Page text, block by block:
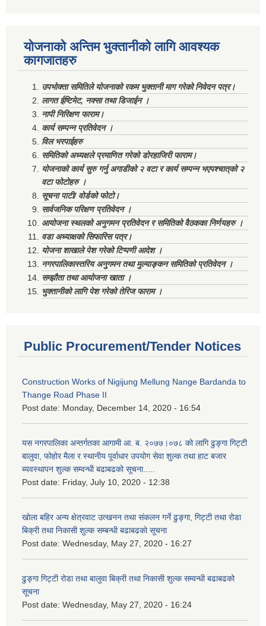
योजनाको अन्तिम भुक्तानीको लागि आवश्यक
कागजातहरु
उपभोक्ता समितिले योजनाको रकम भुक्तानी माग गरेको निवेदन पत्र।
लागत ईष्टिमेट, नक्सा तथा डिजाईन ।
नापी निरिक्षण फाराम।
कार्य सम्पन्न प्रतिवेदन ।
विल भरपाईहरु
समितिको अध्यक्षले प्रमाणित गरेको डोरहाजिरी फाराम।
योजनाको कार्य सुरु गर्नु अगाडीको २ वटा र कार्य सम्पन्न भएपश्चात्‌को २
वटा फोटोहरु ।
सूचना पाटी/ वोर्डको फोटो।
सार्वजनिक परिक्षण प्रतिवेदन ।
आयोजना स्थलको अनुगमन प्रतिवेदन र समितिको वैठकका निर्णयहरु ।
वडा अध्याक्षको सिफारिस पत्र।
योजना शाखाले पेश गरेको टिप्पणी आदेश ।
नगरपालिकास्तरिय अनुगमन तथा मुल्याङ्कन समितिको प्रतिवेदन ।
सम्झौता तथा आयोजना खाता ।
भुक्तानीको लागि पेश गरेको तेरिज फाराम ।
Public Procurement/Tender Notices
Construction Works of Nigijung Mellung Nange Bardanda to
Thange Road Phase II
Post date: Monday, December 14, 2020 - 16:54
यस नगरपालिका अन्तर्गतका आगामी आ. ब. २०७७।०७८ को लागि ढुङ्गा गिट्टी
बालुवा, फोहोर मैला र स्थानीय पूर्वाधार उपयोग सेवा शुल्क तथा हाट बजार
ब्यवस्थापन शुल्क सम्वन्धी बढाबढको सूचना.....
Post date: Friday, July 10, 2020 - 12:38
खोला बहिर अन्य क्षेत्रवाट उत्खनन तथा संकलन गर्ने ढुङ्गा, गिट्टी तथा रोडा
बिक्री तथा निकासी शुल्क सम्बन्धी बढाबढको सूचना
Post date: Wednesday, May 27, 2020 - 16:27
ढुङ्गा गिट्टी रोडा तथा बालुवा बिक्री तथा निकासी शुल्क सम्वन्धी बढाबढको
सूचना
Post date: Wednesday, May 27, 2020 - 16:24